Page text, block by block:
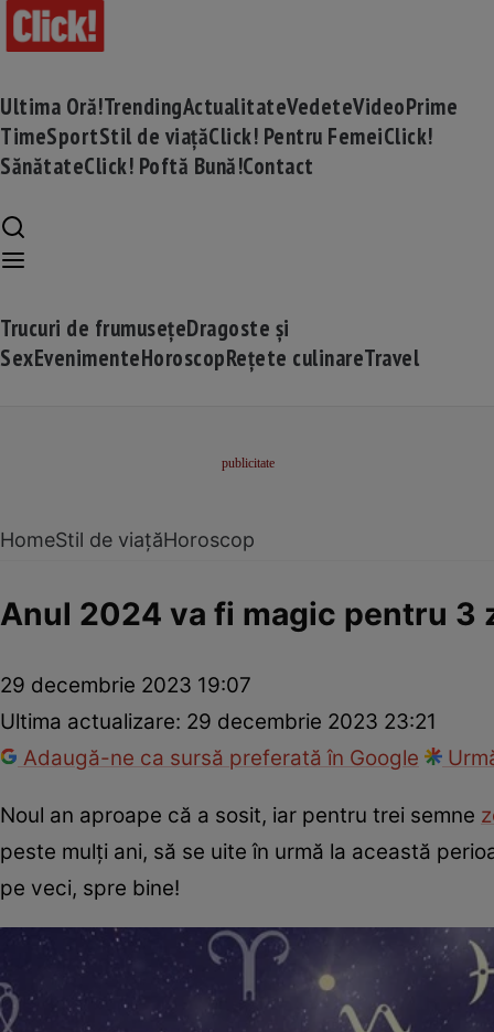
Ultima Oră!TrendingActualitateVedeteVideoPrime
TimeSportStil de viațăClick! Pentru FemeiClick!
SănătateClick! Poftă Bună!Contact
Trucuri de frumusețeDragoste și
SexEvenimenteHoroscopRețete culinareTravel
HomeStil de viațăHoroscop
Anul 2024 va fi magic pentru 3
29 decembrie 2023 19:07
Ultima actualizare: 29 decembrie 2023 23:21
Adaugă-ne ca sursă preferată în Google
Noul an aproape că a sosit, iar pentru trei semne
peste mulți ani, să se uite în urmă la această
pe veci, spre bine!